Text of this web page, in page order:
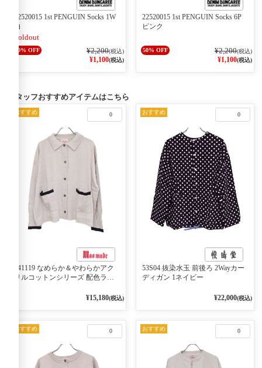
50% OFF
22520015 1st PENGUIN Socks 1W
白
Soldout
¥2,200(税込)
¥1,100(税込)
50% OFF
22520015 1st PENGUIN Socks 6P
ピンク
¥2,200(税込)
¥1,100(税込)
スタッフおすすめアイテムはこちら
0
おすすめ
541119 なめらか＆やわらかアク
リルコットンシリーズ 配色ライ
ン 10ベージュ×ネイビー¥15,180(税込)
0
おすすめ
53S04 抜染水玉 前後ろ 2Wayカー
ディガン 1ネイビー
¥22,000(税込)
0
おすすめ 0
おすすめ